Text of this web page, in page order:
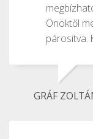
Önöktől
párositva.
GRÁF